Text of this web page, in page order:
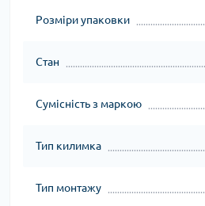
Розміри упаковки
Стан
Сумісність з маркою
Тип килимка
Тип монтажу